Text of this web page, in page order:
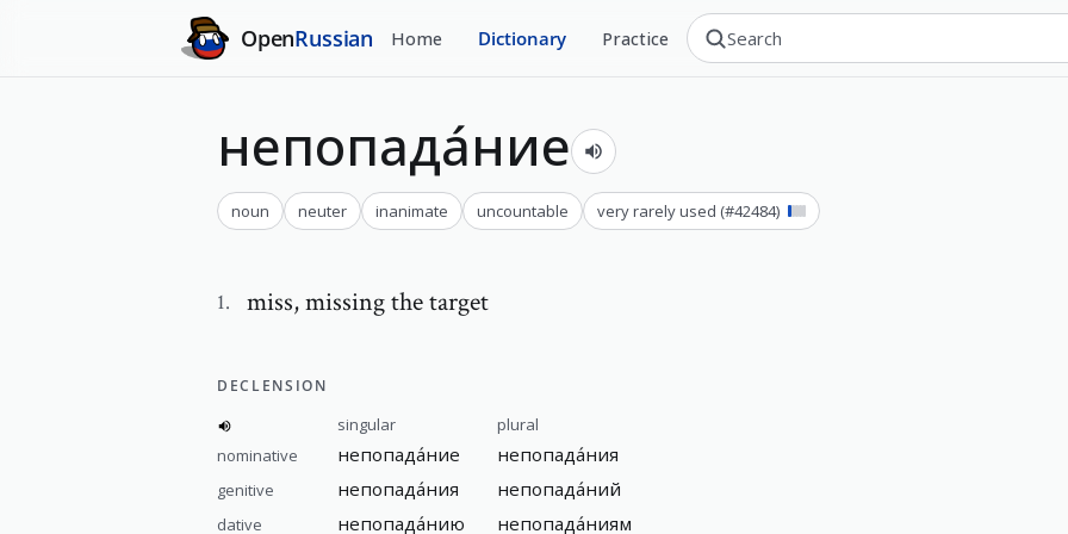
OpenRussian Home Dictionary Practice
непопада́ние
noun neuter inanimate uncountable very rarely used (#42484)
1. miss,missing the target
DECLENSION
singular
plural
nominative
непопада́ние непопада́ния
genitive непопада́ния непопада́ний
dative непопада́нию непопада́ниям